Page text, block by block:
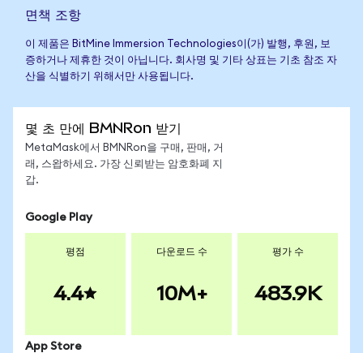
면책 조항
이 제품은 BitMine Immersion Technologies이(가) 발행, 후원, 보
증하거나 제휴한 것이 아닙니다. 회사명 및 기타 상표는 기초 참조 자
산을 식별하기 위해서만 사용됩니다.
몇 초 만에 BMNRon 받기
MetaMask에서 BMNRon을 구매, 판매, 거
래, 스왑하세요. 가장 신뢰받는 암호화폐 지
갑.
Google Play
평점
4.4
다운로드 수
10M+
평가 수
483.9K
App Store